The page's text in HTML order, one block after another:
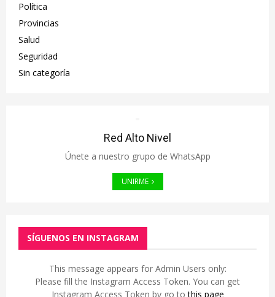
Política
Provincias
Salud
Seguridad
Sin categoría
Red Alto Nivel
Únete a nuestro grupo de WhatsApp
UNIRME
SÍGUENOS EN INSTAGRAM
This message appears for Admin Users only:
Please fill the Instagram Access Token. You can get
Instagram Access Token by go tothis page